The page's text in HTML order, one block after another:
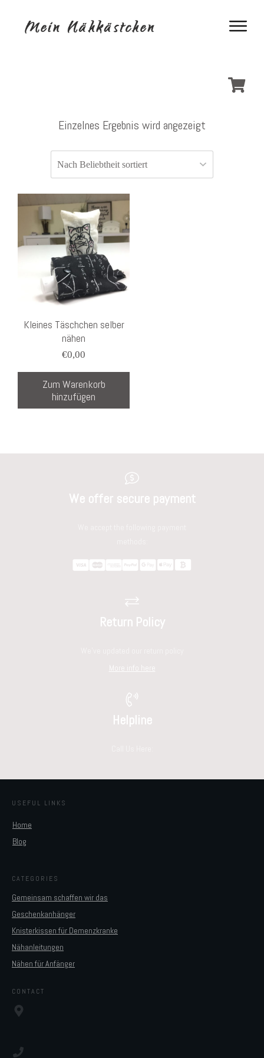
Einzelnes Ergebnis wird angezeigt
Kleines Täschchen selber
nähen
€0,00
Zum Warenkorb
hinzufügen
We offer secure payment
Return Policy
More info here
Helpline
USEFUL LINKS
Home
Blog
CATEGORIES
Gemeinsam schaffen wir das
Geschenkanhänger
Knisterkissen für Demenzkranke
Nähanleitungen
Nähen für Anfänger
CONTACT